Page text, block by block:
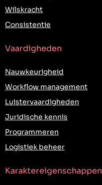
Wilskracht
Consistentie
Vaardigheden
Nauwkeurigheid
Workflow management
Luistervaardigheden
Juridische kennis
Programmeren
Logistiek beheer
Karaktereigenschappen